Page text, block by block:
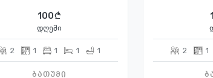
100
დღეში
2 1 1 1 1
ბათუმი
2 1